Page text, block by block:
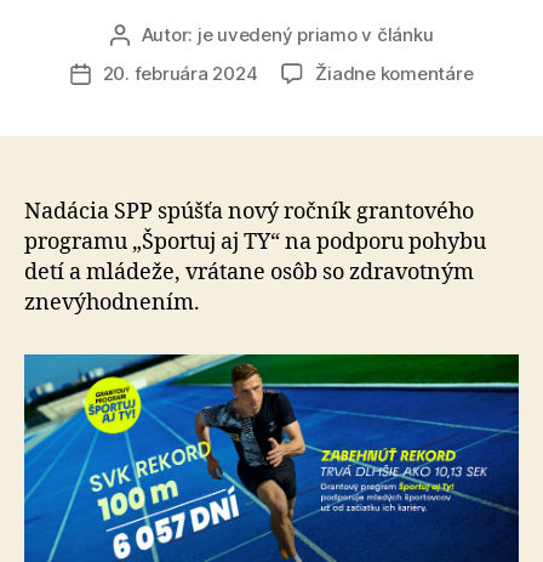
Autor
článku
Autor: je uvedený priamo v článku
Dátum
20. februára 2024 Žiadne komentárena
aj
Nadácia SPP spúšťa nový ročník grantového
programu „Športuj aj TY“ na pod­po­ru pohybu
detí a mlá­deže, vrátane osôb so zdra­vot­ným
zne­vý­hod­ne­ním.